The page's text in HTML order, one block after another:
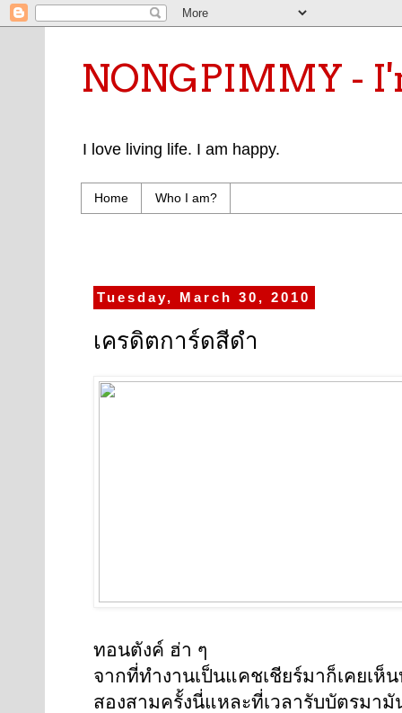
NONGPIMMY -
I love living life. I am happy.
Home Who I am?
Tuesday, March 30, 2010
เครดิตการ์ดสีดำ
ทอนตังค์ ฮ่า ๆ
จากที่ทำงานเป็นแคชเชียร์มาก็เคยเ
สองสามครั้งนี่แหละที่เวลารับบัตรมา